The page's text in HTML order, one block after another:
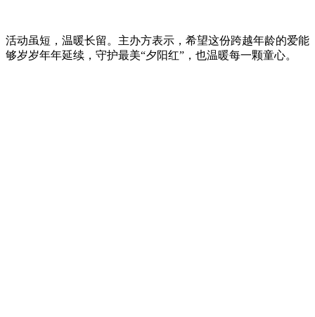
活动虽短，温暖长留。主办方表示，希望这份跨越年龄的爱能
够岁岁年年延续，守护最美“夕阳红”，也温暖每一颗童心。